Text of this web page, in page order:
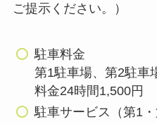
ご提示ください。）
駐車料金
第1駐車場、第2駐
料金24時間1,500円
駐車サービス（第1・